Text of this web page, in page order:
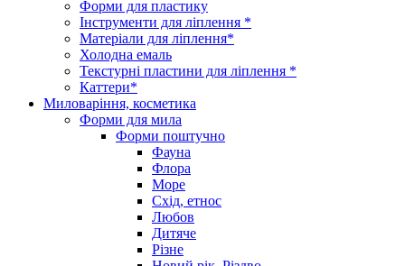
Форми для пластику
Інструменти для ліплення *
Матеріали для ліплення*
Холодна емаль
Текстурні пластини для ліплення *
Каттери*
Миловаріння, косметика
Форми для мила
Форми поштучно
Фауна
Флора
Море
Схід, етнос
Любов
Дитяче
Різне